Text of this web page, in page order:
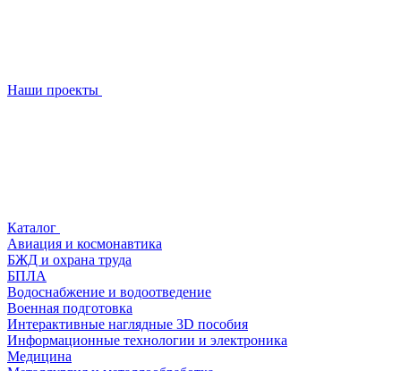
Наши проекты
Каталог
Авиация и космонавтика
БЖД и охрана труда
БПЛА
Водоснабжение и водоотведение
Военная подготовка
Интерактивные наглядные 3D пособия
Информационные технологии и электроника
Медицина